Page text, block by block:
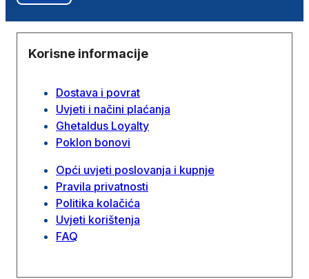
Korisne informacije
Dostava i povrat
Uvjeti i načini plaćanja
Ghetaldus Loyalty
Poklon bonovi
Opći uvjeti poslovanja i kupnje
Pravila privatnosti
Politika kolačića
Uvjeti korištenja
FAQ